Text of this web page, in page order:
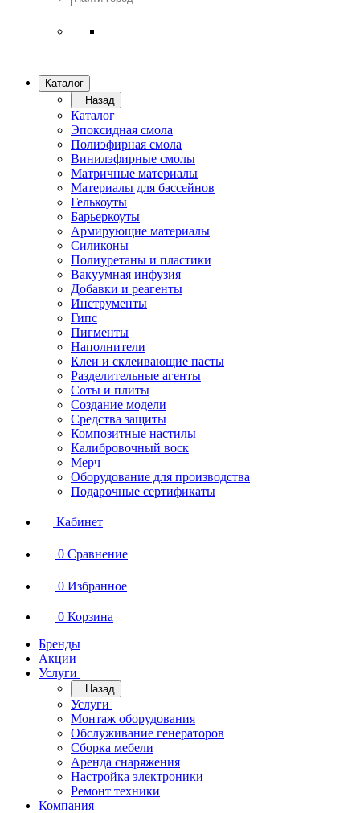
Каталог
Назад
Каталог
Эпоксидная смола
Полиэфирная смола
Винилэфирные смолы
Матричные материалы
Материалы для бассейнов
Гелькоуты
Барьеркоуты
Армирующие материалы
Силиконы
Полиуретаны и пластики
Вакуумная инфузия
Добавки и реагенты
Инструменты
Гипс
Пигменты
Наполнители
Клеи и склеивающие пасты
Разделительные агенты
Соты и плиты
Создание модели
Средства защиты
Композитные настилы
Калибровочный воск
Мерч
Оборудование для производства
Подарочные сертификаты
Кабинет
0 Сравнение
0 Избранное
0 Корзина
Бренды
Акции
Услуги
Назад
Услуги
Монтаж оборудования
Обслуживание генераторов
Сборка мебели
Аренда снаряжения
Настройка электроники
Ремонт техники
Компания